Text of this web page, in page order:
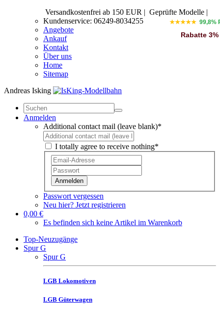
Versandkostenfrei ab 150 EUR | Geprüfte Modelle |
Kundenservice: 06249-8034255
Angebote
Ankauf
Kontakt
Über uns
Home
Sitemap
Andreas Isking
★★★★★ 99,8%
Rabatte 3%
Anmelden
Additional contact mail (leave blank)*
I totally agree to receive nothing*
Anmelden
Passwort vergessen
Neu hier? Jetzt registrieren
0,00 €
Es befinden sich keine Artikel im Warenkorb
Top-Neuzugänge
Spur G
Spur G
LGB Lokomotiven
LGB Güterwagen